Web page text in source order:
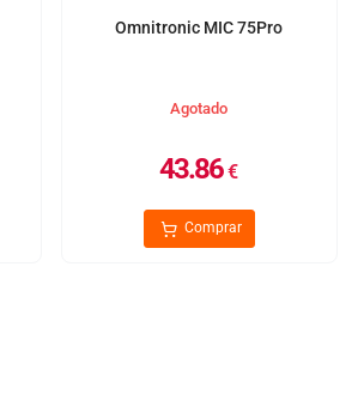
Omnitronic MIC 75Pro
Agotado
43.86€
Comprar